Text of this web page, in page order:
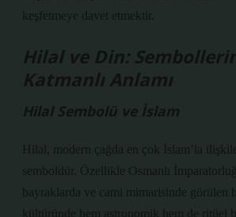
keşfetmeye davet etmektir.
Hilal ve Din:
Katmanlı Anlamı
Hilal Sembolü ve İslam
Hilal, modern çağda en çok İslam’la
semboldür. Özellikle Osmanlı
bayraklarda ve cami mimarisinde görülen
kültüründe hem astronomik hem de ritüel